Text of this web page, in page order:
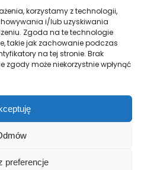
korzystamy z technologii,
i/lub uzyskiwania
Zgoda na te technologie
takie jak zachowanie podczas
na tej stronie. Brak
może niekorzystnie wpłynąć
preferencje
wymaga wsparcia
sprawnego
w firmie